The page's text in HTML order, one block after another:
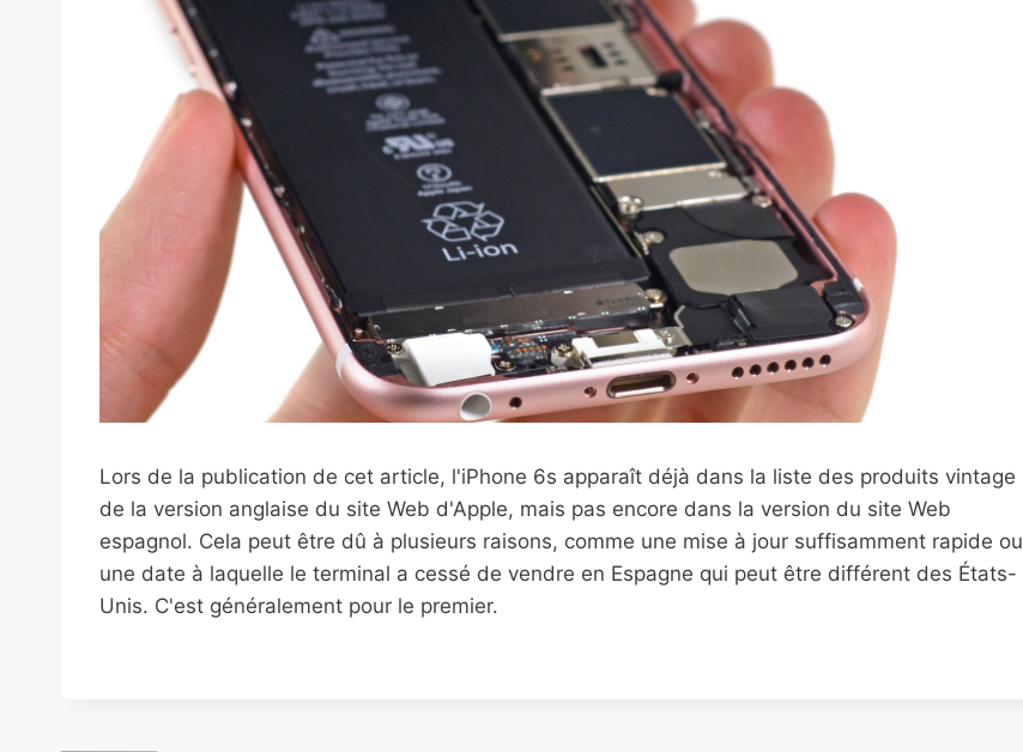
Lors de la publication de cet article, l'iPhone 6s apparaît déjà dans la liste des produits vintage
de la version anglaise du site Web d'Apple, mais pas encore dans la version du site Web
espagnol. Cela peut être dû à plusieurs raisons, comme une mise à jour suffisamment rapide ou
une date à laquelle le terminal a cessé de vendre en Espagne qui peut être différent des États-
Unis. C'est généralement pour le premier.